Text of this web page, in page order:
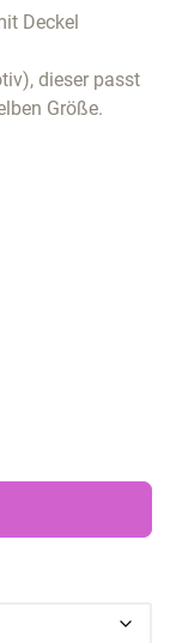
Deckel
dieser passt
Größe.